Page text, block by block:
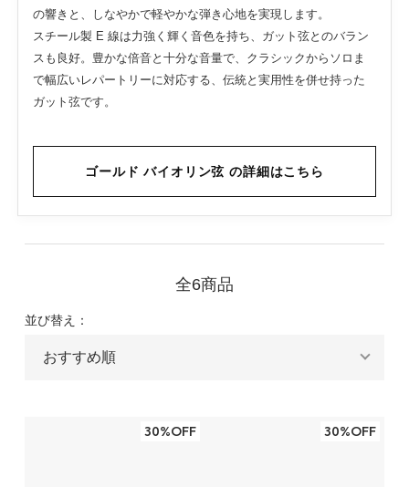
の響きと、しなやかで軽やかな弾き心地を実現します。
スチール製 E 線は力強く輝く音色を持ち、ガット弦とのバラン
スも良好。豊かな倍音と十分な音量で、クラシックからソロま
で幅広いレパートリーに対応する、伝統と実用性を併せ持った
ガット弦です。
ゴールド バイオリン弦 の詳細はこちら
全6商品
並び替え：
30%OFF 30%OFF